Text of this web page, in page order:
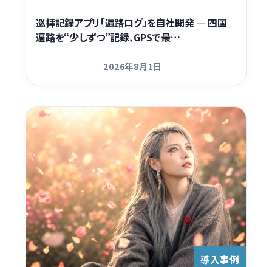
巡拝記録アプリ「遍路ログ」を自社開発 ― 四国
遍路を“少しずつ”記録、GPSで最…
更新日
2026年8月1日
導入事例